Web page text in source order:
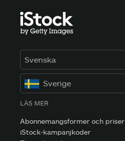
Svenska
Sverige
LÄS MER
Abonnemangsformer och priser
iStock-kampanjkoder